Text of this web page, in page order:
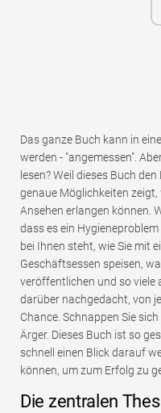
Das ganze Buch kann in
werden - "angemessen".
lesen? Weil dieses Buch
genaue Möglichkeiten zeigt,
Ansehen erlangen können.
dass es ein
bei Ihnen steht, wie Sie mit
Geschäftsessen speisen,
veröffentlichen und so viele
darüber nachgedacht, von
Chance. Schnappen Sie
Ärger. Dieses Buch ist so
schnell einen Blick darauf
können, um zum Erfolg zu
Die zentralen